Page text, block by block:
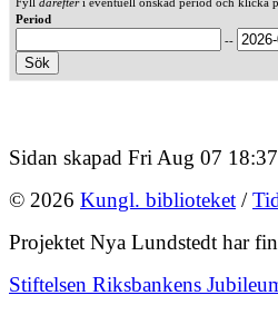
Period
--
Sidan skapad Fri Aug 07
© 2026 Kungl. biblioteket /
Projektet Nya Lundstedt har
Stiftelsen Riksbankens